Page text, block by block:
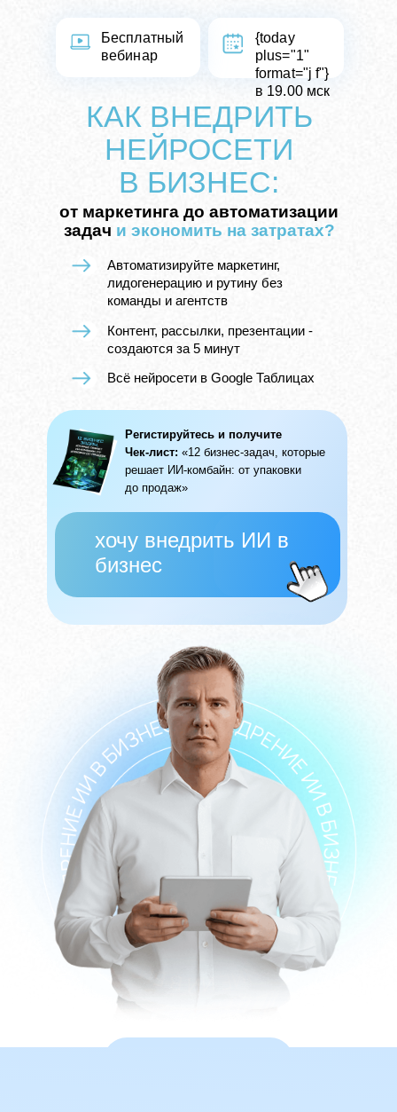
хочу внедрить ИИ в
бизнес
{today
plus="1"
format="j f"}
в 19.00 мск
Бесплатный
вебинар
КАК ВНЕДРИТЬ
НЕЙРОСЕТИ
В БИЗНЕС:
от маркетинга до автоматизации
задач и экономить на затратах?
Автоматизируйте маркетинг,
лидогенерацию и рутину без
команды и агентств
Контент, рассылки, презентации -
создаются за 5 минут
Всё нейросети в Google Таблицах
Регистируйтесь и получите
Чек-лист: «12 бизнес-задач, которые
решает ИИ-комбайн: от упаковки
до продаж»